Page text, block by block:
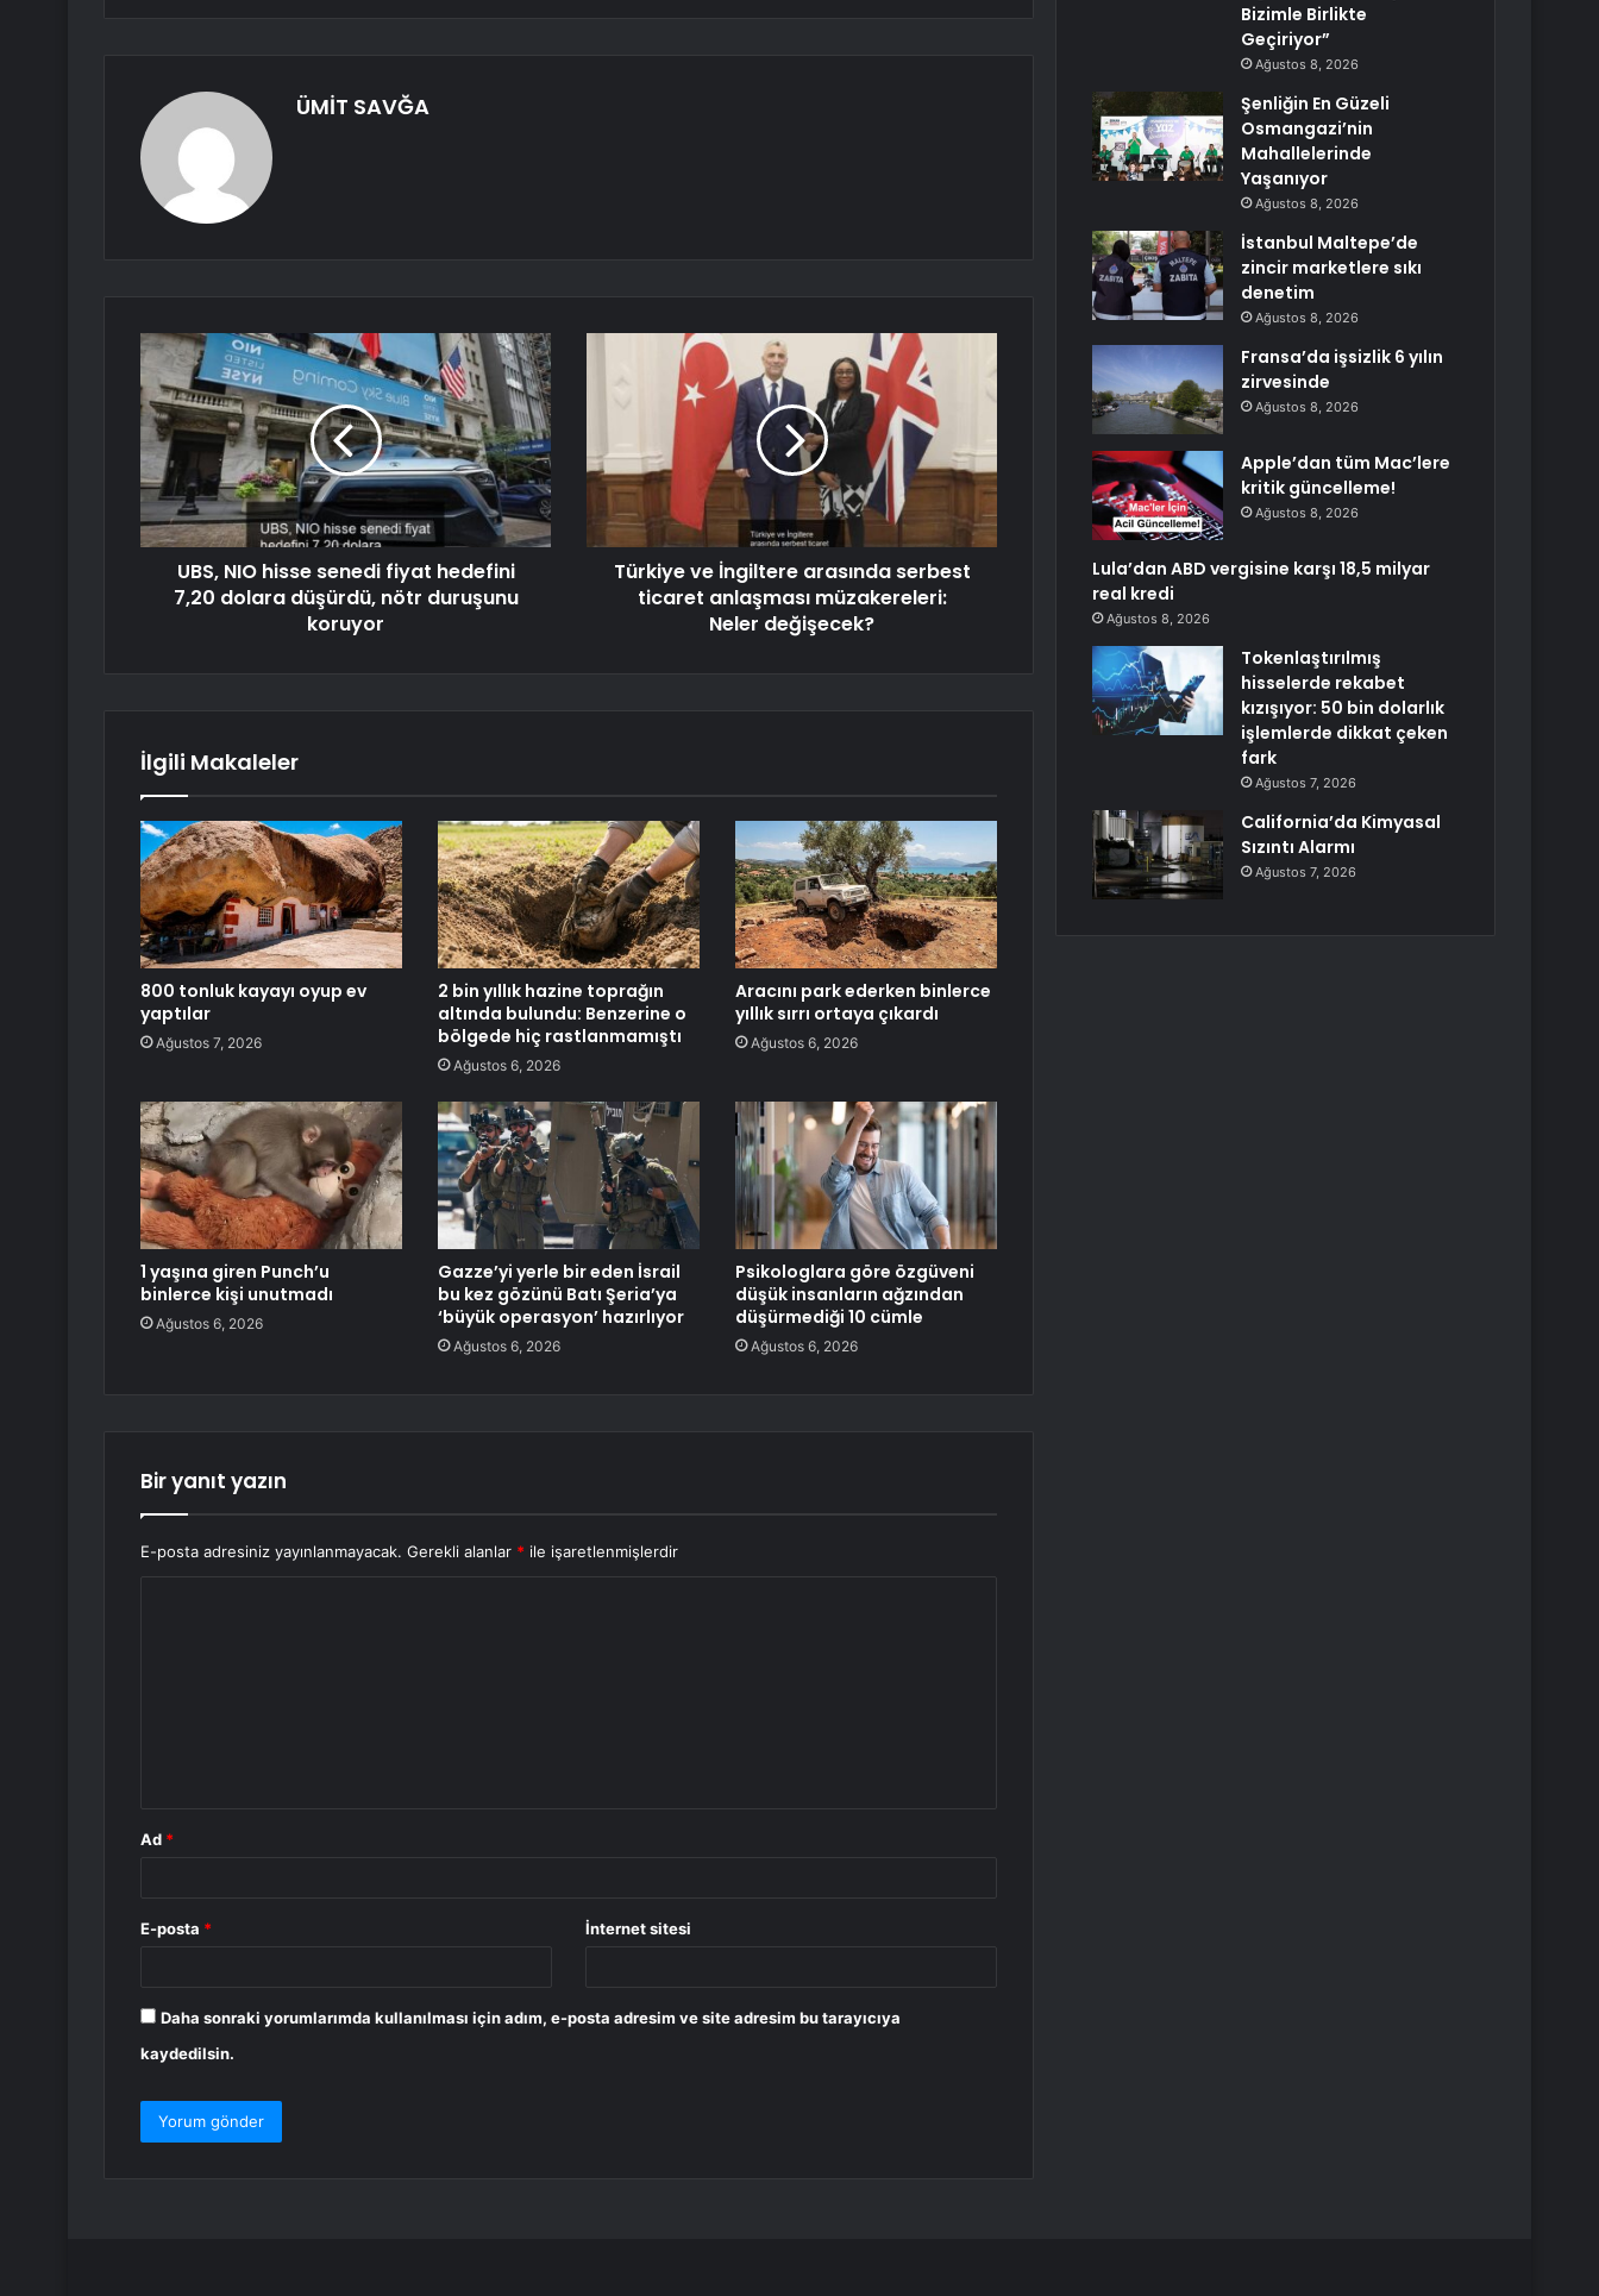
ÜMİT SAVĞA
UBS, NIO hisse senedi fiyat hedefini
7,20 dolara düşürdü, nötr duruşunu
koruyor
Türkiye ve İngiltere arasında serbest
ticaret anlaşması müzakereleri:
Neler değişecek?
İlgili Makaleler
800 tonluk kayayı oyup ev
yaptılar
Ağustos 7, 2026
2 bin yıllık hazine toprağın
altında bulundu: Benzerine o
bölgede hiç rastlanmamıştı
Ağustos 6, 2026
Aracını park ederken binlerce
yıllık sırrı ortaya çıkardı
Ağustos 6, 2026
1 yaşına giren Punch’u
binlerce kişi unutmadı
Ağustos 6, 2026
Gazze’yi yerle bir eden İsrail
bu kez gözünü Batı Şeria’ya
‘büyük operasyon’ hazırlıyor
Ağustos 6, 2026
Psikologlara göre özgüveni
düşük insanların ağzından
düşürmediği 10 cümle
Ağustos 6, 2026
Bir yanıt yazın
E-posta adresiniz yayınlanmayacak. Gerekli alanlar * ile işaretlenmişlerdir
Ad *
E-posta * İnternet sitesi
Daha sonraki yorumlarımda kullanılması için adım, e-posta adresim ve site adresim bu tarayıcıya
kaydedilsin.
Bizimle Birlikte
Geçiriyor”
Ağustos 8, 2026
Şenliğin En Güzeli
Osmangazi’nin
Mahallelerinde
Yaşanıyor
Ağustos 8, 2026
İstanbul Maltepe’de
zincir marketlere sıkı
denetim
Ağustos 8, 2026
Fransa’da işsizlik 6 yılın
zirvesinde
Ağustos 8, 2026
Apple’dan tüm Mac’lere
kritik güncelleme!
Ağustos 8, 2026
Lula’dan ABD vergisine karşı 18,5 milyar
real kredi
Ağustos 8, 2026
Tokenlaştırılmış
hisselerde rekabet
kızışıyor: 50 bin dolarlık
işlemlerde dikkat çeken
fark
Ağustos 7, 2026
California’da Kimyasal
Sızıntı Alarmı
Ağustos 7, 2026